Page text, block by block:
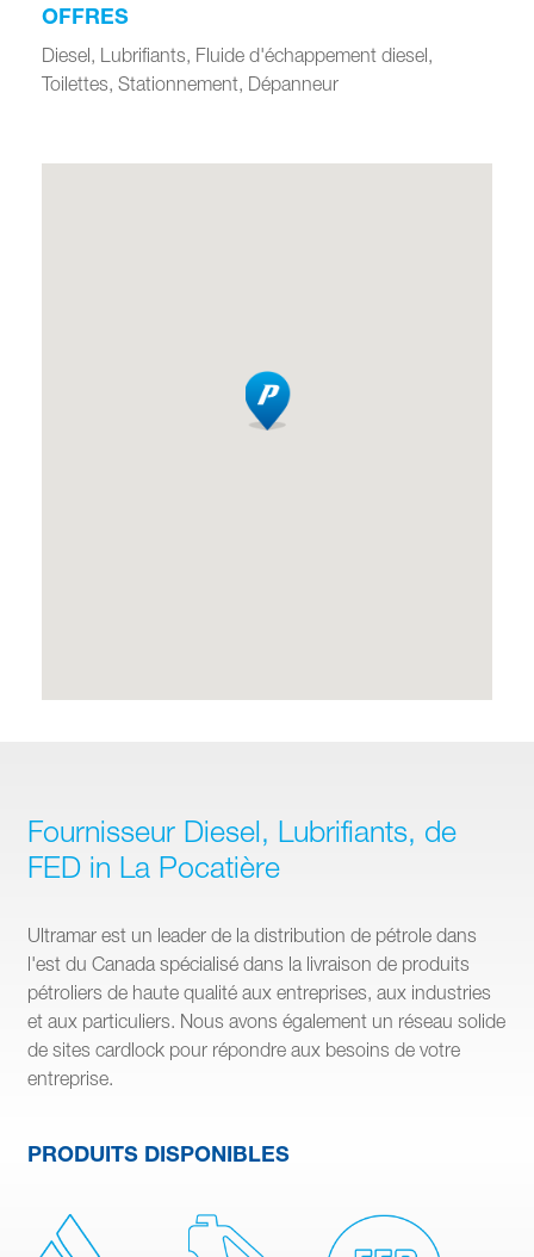
OFFRES
Diesel, Lubrifiants, Fluide d'échappement diesel,
Toilettes, Stationnement, Dépanneur
Fournisseur Diesel, Lubrifiants, de
FED in La Pocatière
Ultramar est un leader de la distribution de pétrole dans
l'est du Canada spécialisé dans la livraison de produits
pétroliers de haute qualité aux entreprises, aux industries
et aux particuliers. Nous avons également un réseau solide
de sites cardlock pour répondre aux besoins de votre
entreprise.
PRODUITS DISPONIBLES